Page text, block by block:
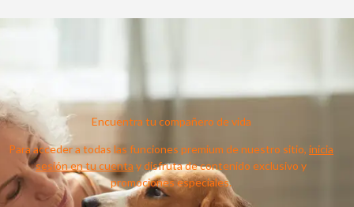
Encuentra tu compañero de vida
Para acceder a todas las funciones premium de nuestro sitio, inicia
sesión en tu cuenta y disfruta de contenido exclusivo y
promociones especiales.